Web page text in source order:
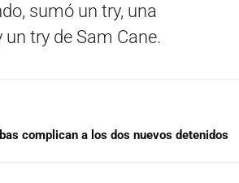
sumó un try, una
un try de Sam Cane.
complican a los dos nuevos detenidos